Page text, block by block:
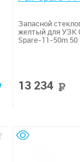
Запасной
желтый для УЗК
Spare-11-50m
13 234